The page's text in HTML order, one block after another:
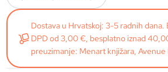
Dostava u Hrvatskoj: 3-5 radnih
DPD od 3,00 €, besplatno iznad
preuzimanje: Menart knjižara, Avenue